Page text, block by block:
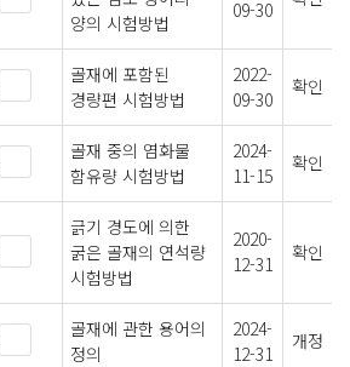
양의 시험방법
09-30
골재에 포함된
경량편 시험방법
2022-
09-30
확인
골재 중의 염화물
함유량 시험방법
2024-
11-15
확인
긁기 경도에 의한
굵은 골재의 연석량
시험방법
2020-
12-31
확인
골재에 관한 용어의
정의
2024-
12-31
개정